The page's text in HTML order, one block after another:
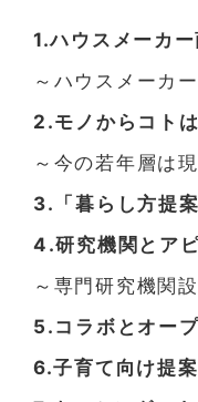
1.ハウスメーカ
～ハウスメーカ
2.モノからコト
～今の若年層は
3.「暮らし方提
4.研究機関とア
～専門研究機関
5.コラボとオー
6.子育て向け提